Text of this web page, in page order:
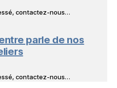
contactez-nous…
parle de nos
contactez-nous…